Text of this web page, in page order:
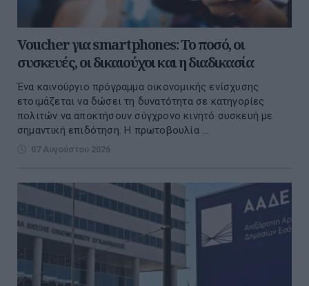
Voucher για smartphones: Το ποσό, οι
συσκευές, οι δικαιούχοι και η διαδικασία
Ένα καινούργιο πρόγραμμα οικονομικής ενίσχυσης
ετοιμάζεται να δώσει τη δυνατότητα σε κατηγορίες
πολιτών να αποκτήσουν σύγχρονο κινητό συσκευή με
σημαντική επιδότηση. Η πρωτοβουλία ...
07 Αυγούστου 2026